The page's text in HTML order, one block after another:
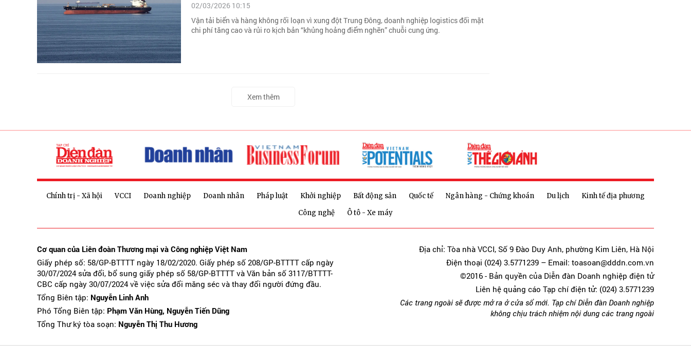
02/03/2026 10:15
Vận tải biển và hàng không rối loạn vì xung đột Trung Đông, doanh nghiệp logistics đối mặt
chi phí tăng cao và rủi ro kịch bản “khủng hoảng điểm nghẽn” chuỗi cung ứng.
Xem thêm
Chính trị - Xã hội VCCI Doanh nghiệp Doanh nhân Pháp luật Khởi nghiệp Bất động sản Quốc tế Ngân hàng - Chứng khoán Du lịch
Kinh tế địa phương
Công nghệ
Ô tô - Xe máy
Cơ quan của Liên đoàn Thương mại và Công nghiệp Việt Nam
Giấy phép số: 58/GP-BTTTT ngày 18/02/2020. Giấy phép số 208/GP-BTTTT cấp ngày
30/07/2024 sửa đổi, bổ sung giấy phép số 58/GP-BTTTT và Văn bản số 3117/BTTTT-
CBC cấp ngày 30/07/2024 về việc sửa đổi măng séc và thay đổi người đứng đầu.
Tổng Biên tập: Nguyễn Linh Anh
Phó Tổng Biên tập: Phạm Văn Hùng, Nguyễn Tiến Dũng
Tổng Thư ký tòa soạn: Nguyễn Thị Thu Hương
Địa chỉ: Tòa nhà VCCI, Số 9 Đào Duy Anh, phường Kim Liên, Hà Nội
Điện thoại (024) 3.5771239 – Email: toasoan@dddn.com.vn
©2016 - Bản quyền của Diễn đàn Doanh nghiệp điện tử
Liên hệ quảng cáo Tạp chí điện tử: (024) 3.5771239
Các trang ngoài sẽ được mở ra ở cửa sổ mới. Tạp chí Diễn đàn Doanh nghiệp
không chịu trách nhiệm nội dung các trang ngoài